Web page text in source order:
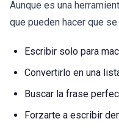
Aunque es una
que pueden hacer que
Escribir solo para
Convertirlo en una
Buscar la frase
Forzarte a escribir